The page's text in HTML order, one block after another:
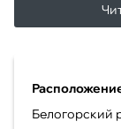
Белогорский